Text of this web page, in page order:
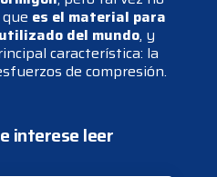
es el material para
del mundo, y
característica: la
de compresión.
interese leer